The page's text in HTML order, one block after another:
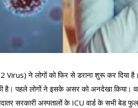
Virus) ने लोगों को फिर से डराना शुरू कर
पहले लोगों ने इसके असर को अनदेखा किया।
सरकारी अस्पतालों के ICU वार्ड के सभी